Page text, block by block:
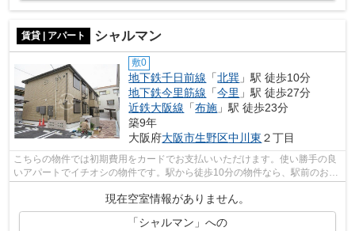
賃貸 | アパート シャルマン
敷0
地下鉄千日前線 「北巽 」駅 徒歩10分
地下鉄今里筋線 「今里 」駅 徒歩27分
近鉄大阪線 「布施 」駅 徒歩23分
築9年
大阪府大阪市生野区中川東 ２丁目
こちらの物件では初期費用をカードでお支払いいただけます。使い勝手の良
いアパートでイチオシの物件です。駅から徒歩10分の物件なら、駅前のお買
現在空室情報がありません。
「シャルマン」への